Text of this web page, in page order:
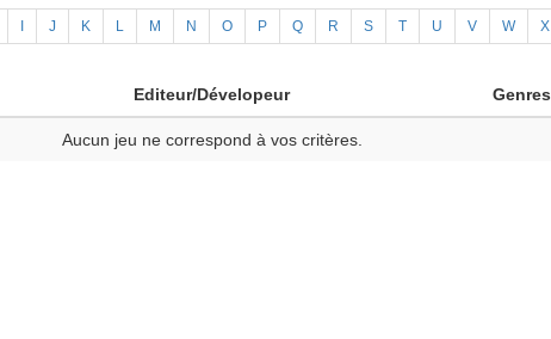
J K L M N O P Q R S T U V W X
Editeur/Dévelopeur Genres
Aucun jeu ne correspond à vos critères.